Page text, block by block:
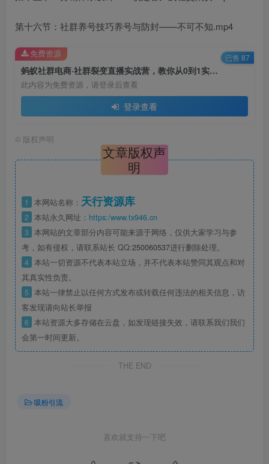
第十六节：社群养号技巧养号与防封——不可不知.mp4
蚂蚁社群电商·社群裂变直播实战营，教你从0到1实现引流、裂变、直播、变现￼
此内容为免费资源，请登录后查看
登录查看
免费资源 已售 87
© 版权声明
文章版权声
明
1 本网站名称： 天行资源库
2 本站永久网址： https:/www.tx946.cn
3 本网站的文章部分内容可能来源于网络，仅供大家学习与参
考，如有侵权，请联系站长 QQ:250060537进行删除处理。
4 本站一切资源不代表本站立场，并不代表本站赞同其观点和对
其真实性负责。
5 本站一律禁止以任何方式发布或转载任何违法的相关信息，访
客发现请向站长举报
6 本站资源大多存储在云盘，如发现链接失效，请联系我们我们
会第一时间更新。
THE END
吸粉引流
喜欢就支持一下吧